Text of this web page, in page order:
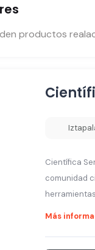
productos
Científica
comunidad
Más